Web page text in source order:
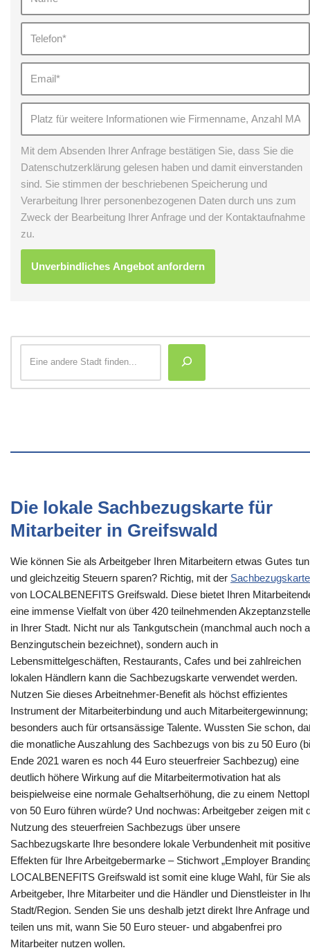
Mit dem Absenden Ihrer Anfrage bestätigen Sie, dass Sie die
Datenschutzerklärung gelesen haben und damit einverstanden
sind. Sie stimmen der beschriebenen Speicherung und
Verarbeitung Ihrer personenbezogenen Daten durch uns zum
Zweck der Bearbeitung Ihrer Anfrage und der Kontaktaufnahme
zu.
Die lokale Sachbezugskarte für
Mitarbeiter in Greifswald
Wie können Sie als Arbeitgeber Ihren Mitarbeitern etwas Gutes tun
und gleichzeitig Steuern sparen? Richtig, mit der Sachbezugskarte
von LOCALBENEFITS Greifswald. Diese bietet Ihren
eine immense Vielfalt von über 420 teilnehmenden
in Ihrer Stadt. Nicht nur als Tankgutschein (manchmal auch noch
Benzingutschein bezeichnet), sondern auch in
Lebensmittelgeschäften, Restaurants, Cafes und bei zahlreichen
lokalen Händlern kann die Sachbezugskarte verwendet werden.
Nutzen Sie dieses Arbeitnehmer-Benefit als höchst effizientes
Instrument der Mitarbeiterbindung und auch Mitarbeitergewinnung;
besonders auch für ortsansässige Talente. Wussten Sie schon,
die monatliche Auszahlung des Sachbezugs von bis zu 50 Euro
Ende 2021 waren es noch 44 Euro steuerfreier Sachbezug) eine
deutlich höhere Wirkung auf die Mitarbeitermotivation hat als
beispielweise eine normale Gehaltserhöhung, die zu einem
von 50 Euro führen würde? Und nochwas: Arbeitgeber zeigen mit
Nutzung des steuerfreien Sachbezugs über unsere
Sachbezugskarte Ihre besondere lokale Verbundenheit mit
Effekten für Ihre Arbeitgebermarke – Stichwort „Employer
LOCALBENEFITS Greifswald ist somit eine kluge Wahl, für Sie als
Arbeitgeber, Ihre Mitarbeiter und die Händler und Dienstleister in
Stadt/Region. Senden Sie uns deshalb jetzt direkt Ihre Anfrage und
teilen uns mit, wann Sie 50 Euro steuer- und abgabenfrei pro
Mitarbeiter nutzen wollen.